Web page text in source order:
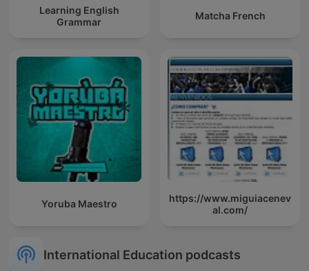
Learning English
Grammar
Matcha French
Yoruba Maestro
https://www.miguiacenev
al.com/
International Education podcasts